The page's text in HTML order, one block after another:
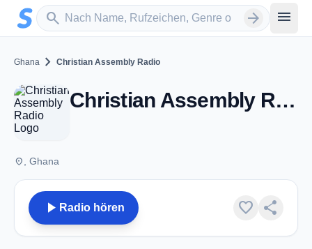
Zum Hauptinhalt springen
search
Sender suchen arrow_forward menu
Ghana chevron_right Christian Assembly Radio
Christian Assembly Radio
place , Ghana
play_arrow Radio hören favorite share